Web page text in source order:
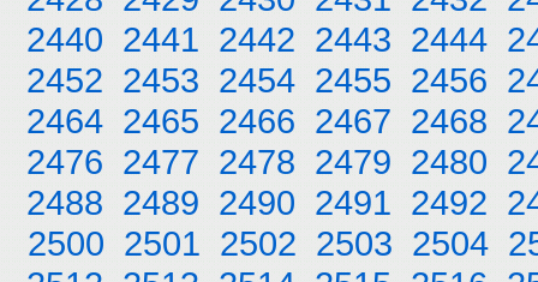
2440 2441 2442 2443 2444
2452 2453 2454 2455 2456
2464 2465 2466 2467 2468
2476 2477 2478 2479 2480
2488 2489 2490 2491 2492
2500 2501 2502 2503 2504